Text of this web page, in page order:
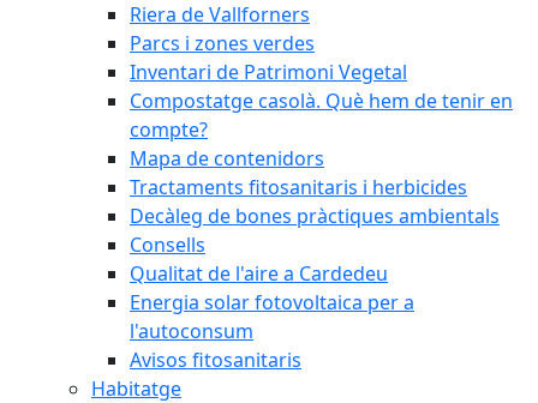
Riera de Vallforners
Parcs i zones verdes
Inventari de Patrimoni Vegetal
Compostatge casolà. Què hem de tenir en
compte?
Mapa de contenidors
Tractaments fitosanitaris i herbicides
Decàleg de bones pràctiques ambientals
Consells
Qualitat de l'aire a Cardedeu
Energia solar fotovoltaica per a
l'autoconsum
Avisos fitosanitaris
Habitatge